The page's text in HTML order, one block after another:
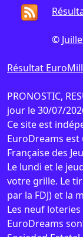
©
Résultat
PRONOSTIC,
jour le 30/07/
Ce site est
EuroDreams est
Française des
Le lundi et le
votre grille. Le
par la FDJ) et la
Les neuf
EuroDreams